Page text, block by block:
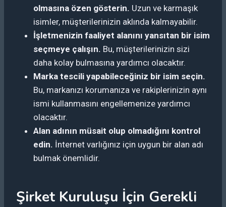
olmasına özen gösterin. Uzun ve karmaşık
isimler, müşterilerinizin aklında kalmayabilir.
İşletmenizin faaliyet alanını yansıtan bir isim
seçmeye çalışın. Bu, müşterilerinizin sizi
daha kolay bulmasına yardımcı olacaktır.
Marka tescili yapabileceğiniz bir isim seçin.
Bu, markanızı korumanıza ve rakiplerinizin aynı
ismi kullanmasını engellemenize yardımcı
olacaktır.
Alan adının müsait olup olmadığını kontrol
edin. İnternet varlığınız için uygun bir alan adı
bulmak önemlidir.
Şirket Kuruluşu İçin Gerekli